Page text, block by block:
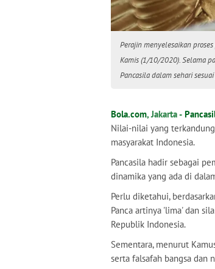
Perajin menyelesaikan
Kamis (1/10/2020). Selama
Pancasila dalam sehari
Bola.com, Jakarta -
Nilai-nilai yang
masyarakat Indonesia.
Pancasila hadir sebagai
dinamika yang ada di
Perlu diketahui,
Panca artinya 'lima' dan
Republik Indonesia.
Sementara, menurut
serta falsafah bangsa dan